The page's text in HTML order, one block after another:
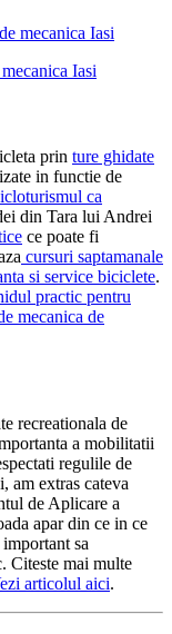
Iasi
prin ture ghidate
in functie de
ca
din Tara lui Andrei
ce poate fi
cursuri saptamanale
si service biciclete.
practic pentru
mecanica de
recreationala de
a mobilitatii
regulile de
am extras cateva
de Aplicare a
apar din ce in ce
sa
Citeste mai multe
articolul aici.